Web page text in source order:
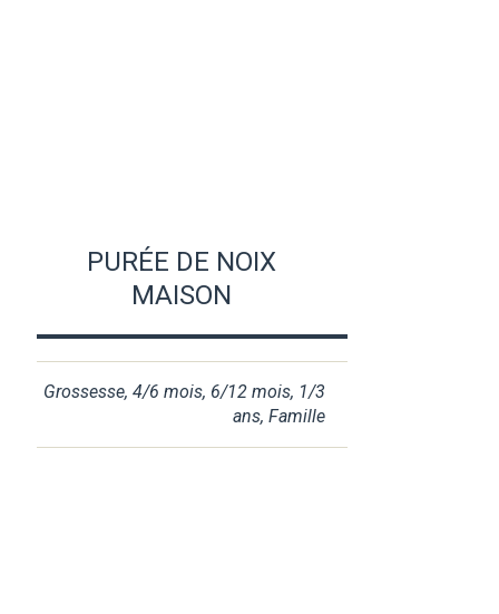
PURÉE DE NOIX
MAISON
Grossesse,4/6 mois, 6/12 mois, 1/3
ans,Famille